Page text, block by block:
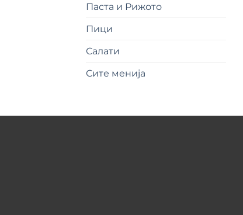
Паста и Рижото
Пици
Салати
Сите менија